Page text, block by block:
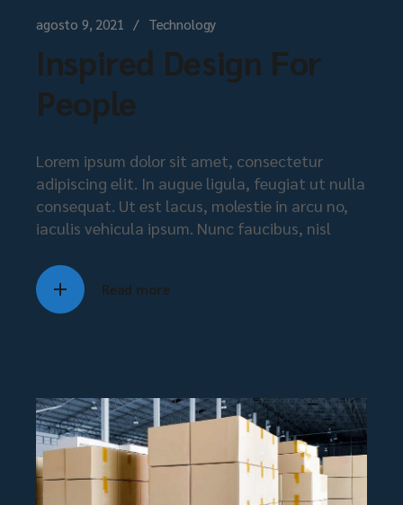
agosto 9, 2021 Technology
Inspired Design For
People
Lorem ipsum dolor sit amet, consectetur
adipiscing elit. In augue ligula, feugiat ut nulla
consequat. Ut est lacus, molestie in arcu no,
iaculis vehicula ipsum. Nunc faucibus, nisl
Read more